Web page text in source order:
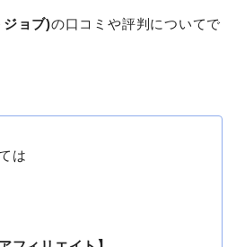
ョブ)の口コミや評判についてで
は